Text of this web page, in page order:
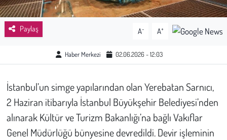
Paylaş A- A+
Haber Merkezi 02.06.2026 - 12:03
İstanbul’un simge yapılarından olan Yerebatan Sarnıcı,
2 Haziran itibarıyla İstanbul Büyükşehir Belediyesi’nden
alınarak Kültür ve Turizm Bakanlığı’na bağlı Vakıflar
Genel Müdürlüğü bünyesine devredildi. Devir işleminin
Spor
Bilim - Teknoloji
İnsan Hakları